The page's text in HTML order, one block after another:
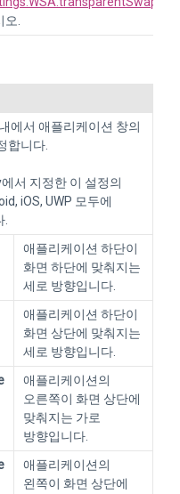
.
에서 애플리케이션 창의
합니다.
서 지정한 이 설정의
iOS, UWP 모두에
.
애플리케이션 하단이
화면 하단에 맞춰지는
세로 방향입니다.
애플리케이션 하단이
화면 상단에 맞춰지는
세로 방향입니다.
애플리케이션의
오른쪽이 화면 상단에
맞춰지는 가로
방향입니다.
애플리케이션의
왼쪽이 화면 상단에